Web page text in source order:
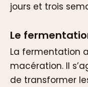
jours et trois
Le
La fermentation
macération. Il
de transformer